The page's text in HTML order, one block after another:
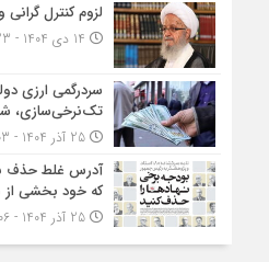
لزوم کنترل
سردرگمی ارزی
تک‌نرخی‌سازی،
25 آذر 1404 - 14:03
آدرس غلط حذف
که خود بخشی از
25 آذر 1404 - 1:06